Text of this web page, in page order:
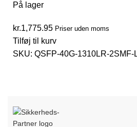
På lager
kr.1,775.95 Priser uden moms
Tilføj til kurv
SKU: QSFP-40G-1310LR-2SMF-